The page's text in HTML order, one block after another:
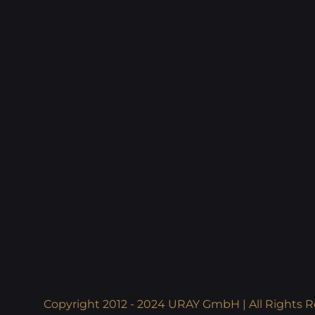
Copyright 2012 - 2024 URAY GmbH | All Rights